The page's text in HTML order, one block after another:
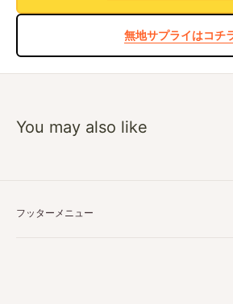
無地サプライはコチ
You may also like
フッターメニュー